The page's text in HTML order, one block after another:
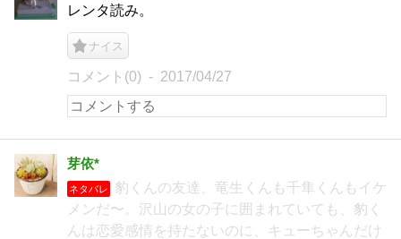
レンタ読み。
ナイス
コメント(0) 2017/04/27
芽依*
ネタバレ
豹くんの友達、竜生くんも千隼くんもイケ
メンだ〜。沢山の女の子に囲まれていても、豹く
んは恋愛感情を持たないのに、キューちゃんだけ